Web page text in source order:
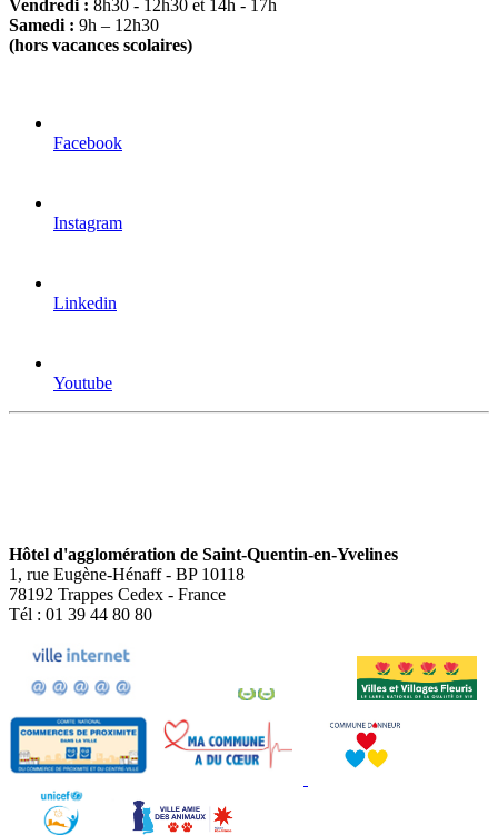
Vendredi : 8h30 - 12h30 et 14h - 17h
Samedi : 9h – 12h30
(hors vacances scolaires)
Facebook
Instagram
Linkedin
Youtube
Hôtel d'agglomération de Saint-Quentin-en-Yvelines
1, rue Eugène-Hénaff - BP 10118
78192 Trappes Cedex - France
Tél : 01 39 44 80 80